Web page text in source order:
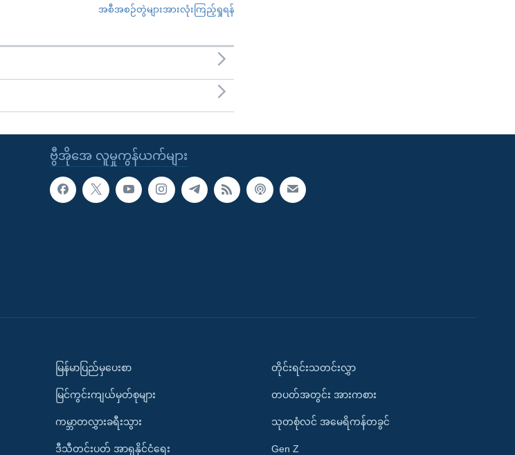
အစီအစဉ်တွဲများအားလုံးကြည့်ရှုရန်
ဗွီအိုအေ လူမှုကွန်ယက်များ
မြန်မာပြည်မှပေးစာ
မြင်ကွင်းကျယ်မှတ်စုများ
ကမ္ဘာတလွှားခရီးသွား
ဒီသီတင်းပတ် အာရှနိုင်ငံရေး
တိုင်းရင်းသတင်းလွှာ
တပတ်အတွင်း အားကစား
သုတစုံလင် အမေရိကန်တခွင်
Gen Z